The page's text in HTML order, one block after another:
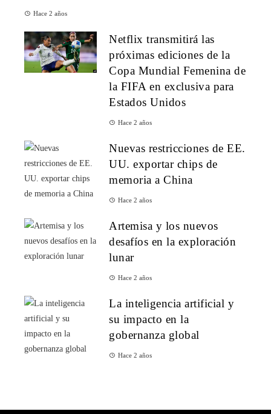
Hace 2 años
Netflix transmitirá las
próximas ediciones de la
Copa Mundial Femenina de
la FIFA en exclusiva para
Estados Unidos
Hace 2 años
Nuevas restricciones de EE.
UU. exportar chips de
memoria a China
Hace 2 años
Artemisa y los nuevos
desafíos en la exploración
lunar
Hace 2 años
La inteligencia artificial y
su impacto en la
gobernanza global
Hace 2 años